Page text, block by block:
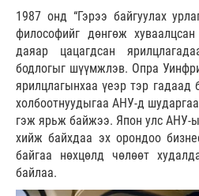
1987 онд “Гэрээ байгуулах
философийг дөнгөж
даяар цацагдсан
бодлогыг шүүмжлэв. Опра
ярилцлагынхаа үеэр тэр гадаад
холбоотнуудыгаа АНУ-д
гэж ярьж байжээ. Япон улс АНУ-
хийж байхдаа эх орондоо
байгаа нөхцөлд чөлөөт
байлаа.